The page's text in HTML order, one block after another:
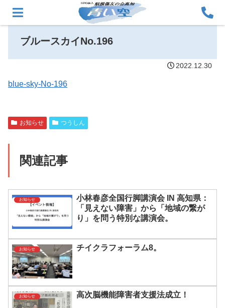
ブルースカイNo.196
2022.12.30
blue-sky-No-196
お知らせ つうしん
関連記事
お知らせ
小林春彦全国行脚講演会 IN 高知県：
「見えない障害」から「地域の繋が
り」を問う特別な講演会。
お知らせ チイクラフォーラム8。
お知らせ 高次脳機能障害者支援法成立！